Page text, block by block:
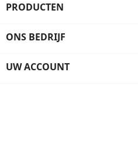
PRODUCTEN
ONS BEDRIJF
UW ACCOUNT